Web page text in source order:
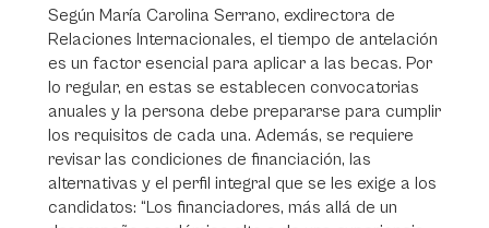
Según María Carolina Serrano, exdirectora de
Relaciones Internacionales, el tiempo de antelación
es un factor esencial para aplicar a las becas. Por
lo regular, en estas se establecen convocatorias
anuales y la persona debe prepararse para cumplir
los requisitos de cada una. Además, se requiere
revisar las condiciones de financiación, las
alternativas y el perfil integral que se les exige a los
candidatos: “Los financiadores, más allá de un